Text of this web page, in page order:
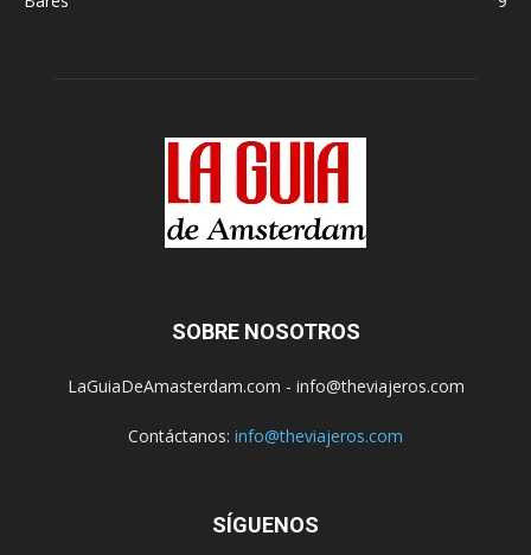
SOBRE NOSOTROS
LaGuiaDeAmasterdam.com - info@theviajeros.com
Contáctanos: info@theviajeros.com
SÍGUENOS